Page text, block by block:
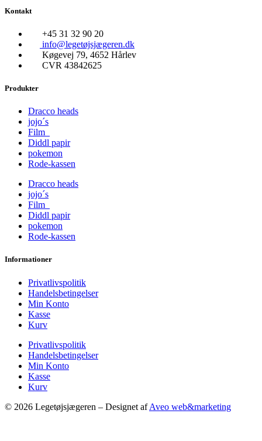
Kontakt
+45 31 32 90 20
info@legetøjsjægeren.dk
Køgevej 79, 4652 Hårlev
CVR 43842625
Produkter
Dracco heads
jojo´s
Film
Diddl papir
pokemon
Rode-kassen
Dracco heads
jojo´s
Film
Diddl papir
pokemon
Rode-kassen
Informationer
Privatlivspolitik
Handelsbetingelser
Min Konto
Kasse
Kurv
Privatlivspolitik
Handelsbetingelser
Min Konto
Kasse
Kurv
© 2026 Legetøjsjægeren – Designet afAveo web&marketing